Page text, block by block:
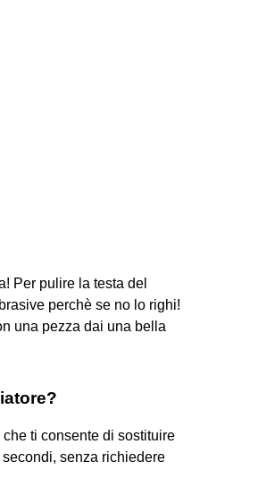
Per pulire la testa del
perchè se no lo righi!
una pezza dai una bella
ti consente di sostituire
senza richiedere